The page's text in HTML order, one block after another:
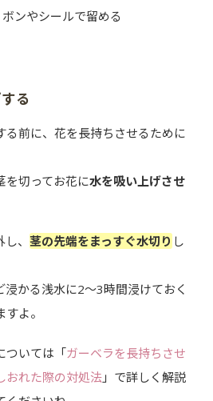
ンやシールで留める
る
る前に、花を長持ちさせるために
を切ってお花に水を吸い上げさせ
、 茎の先端をまっすぐ水切り し
かる浅水に2～3時間浸けておく
よ。
ついては「ガーベラを長持ちさせ
おれた際の対処法」で詳しく解説